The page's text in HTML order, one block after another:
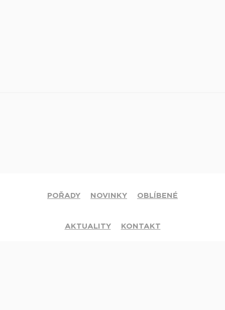
POŘADY NOVINKY OBLÍBENÉ
AKTUALITY KONTAKT